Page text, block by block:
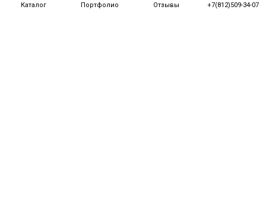
Каталог Портфолио Отзывы +7(812)509-34-07